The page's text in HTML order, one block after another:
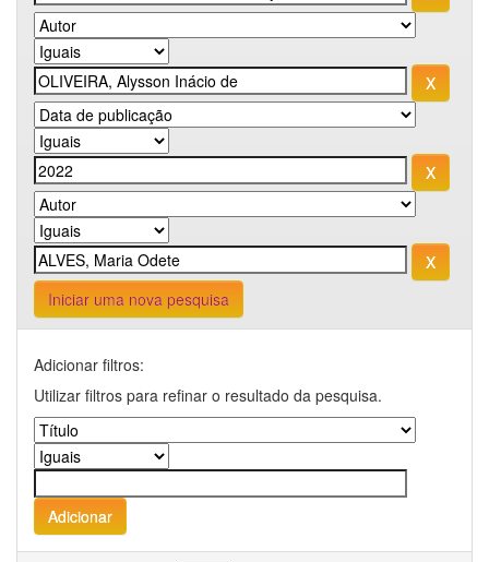
Iniciar uma nova pesquisa
Adicionar filtros:
Utilizar filtros para refinar o resultado da pesquisa.